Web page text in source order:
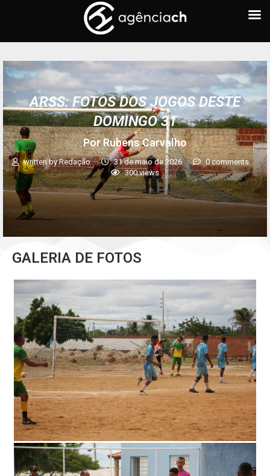
ARSS: FOTOS DOS JOGOS DESTE
DOMINGO 31
Por Rubens Carvalho
written byRedação 31 de maio de 2026
0 comments
300views
GALERIA DE FOTOS